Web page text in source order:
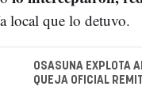
local que lo detuvo.
OSASUNA EXPLOTA
QUEJA OFICIAL